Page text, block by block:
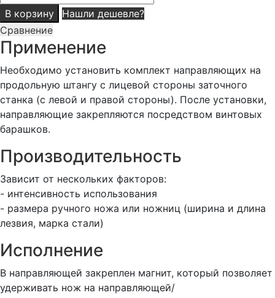
товара
Направляющие
для
затачивания
SM-
111
corner
guides
В корзину
Нашли дешевле?
Сравнение
Применение
Необходимо установить комплект направляющих на
продольную штангу с лицевой стороны заточного
станка (с левой и правой стороны). После установки,
направляющие закрепляются посредством винтовых
барашков.
Производительность
Зависит от нескольких факторов:
- интенсивность использования
- размера ручного ножа или ножниц (ширина и длина
лезвия, марка стали)
Исполнение
В направляющей закреплен магнит, который позволяет
удерживать нож на направляющей/